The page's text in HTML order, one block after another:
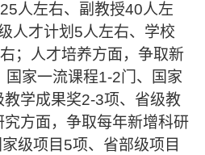
25人左右、副教授40人左
人才计划 5人左右、学校
；人才培养方面，争取新
国家一流课程1-2门、国家
教学成果奖2-3项、省级教
究方面，争取每年新增科研
级项目 5项、省部级项目